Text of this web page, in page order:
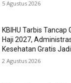
5 Agustus 2026
KBIHU Tarbis
Haji 2027,
Kesehatan Gratis
2 Agustus 2026